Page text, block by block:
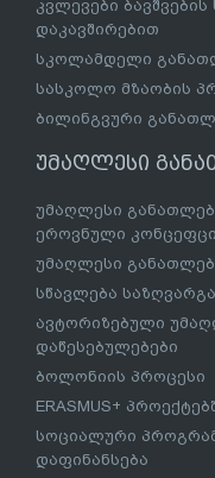
კვლევები
დაკავშირებით
სკოლამდელი
სასკოლო მზაობის
ბილინგვური
უმაღლესი
უმაღლესი
ეროვნული
უმაღლესი
სწავლება
ავტორიზებული
დაწესებულებები
ბოლონიის პროცესი
ERASMUS+
სოციალური
დაფინანსება